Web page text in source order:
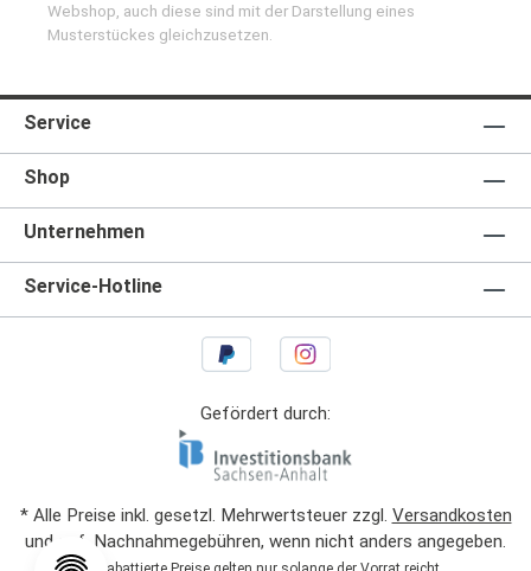
Webshop, auch diese sind mit der Darstellung eines
Musterstückes gleichzusetzen.
Service
Shop
Unternehmen
Service-Hotline
Gefördert durch:
* Alle Preise inkl. gesetzl. Mehrwertsteuer zzgl. Versandkosten
und ggf. Nachnahmegebühren, wenn nicht anders angegeben.